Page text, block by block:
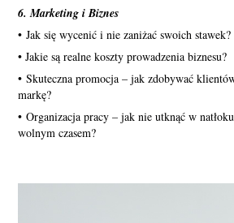
6. Marketing i Biznes
• Jak się wycenić i nie zaniżać swoich stawek?
• Jakie są realne koszty prowadzenia biznesu?
• Skuteczna promocja – jak zdobywać
markę?
• Organizacja pracy – jak nie utknąć w
wolnym czasem?